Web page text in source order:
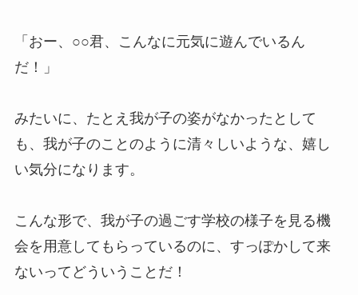
「おー、○○君、こんなに元気に遊んでいるん
だ！」
みたいに、たとえ我が子の姿がなかったとして
も、我が子のことのように清々しいような、嬉し
い気分になります。
こんな形で、我が子の過ごす学校の様子を見る機
会を用意してもらっているのに、すっぽかして来
ないってどういうことだ！